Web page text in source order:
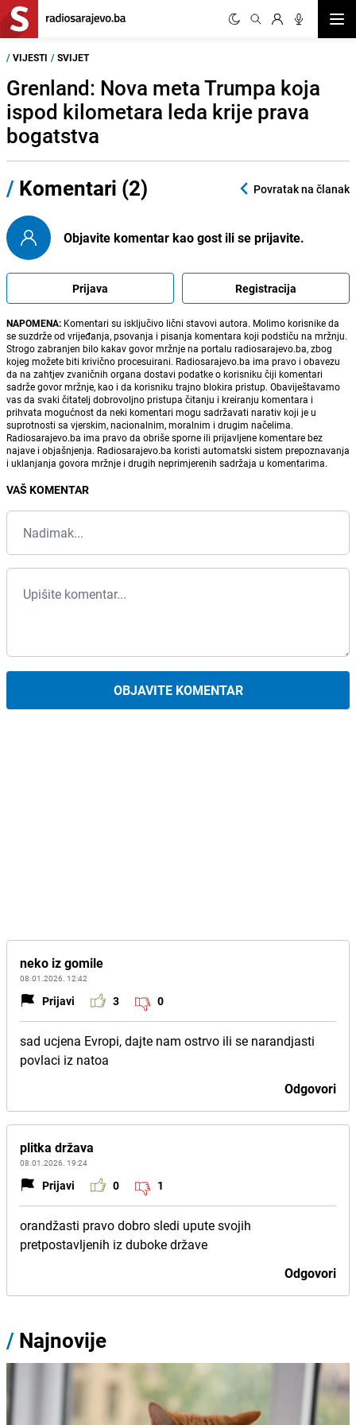
/ VIJESTI / SVIJET
Grenland: Nova meta Trumpa koja
ispod kilometara leda krije prava
bogatstva
/ Komentari (2) Povratak na članak
Objavite komentar kao gost ili se prijavite.
Prijava Registracija
NAPOMENA: Komentari su isključivo lični stavovi autora. Molimo korisnike da
se suzdrže od vrijeđanja, psovanja i pisanja komentara koji podstiču na mržnju.
Strogo zabranjen bilo kakav govor mržnje na portalu radiosarajevo.ba, zbog
kojeg možete biti krivično procesuirani. Radiosarajevo.ba ima pravo i obavezu
da na zahtjev zvaničnih organa dostavi podatke o korisniku čiji komentari
sadrže govor mržnje, kao i da korisniku trajno blokira pristup. Obaviještavamo
vas da svaki čitatelj dobrovoljno pristupa čitanju i kreiranju komentara i
prihvata mogućnost da neki komentari mogu sadržavati narativ koji je u
suprotnosti sa vjerskim, nacionalnim, moralnim i drugim načelima.
Radiosarajevo.ba ima pravo da obriše sporne ili prijavljene komentare bez
najave i objašnjenja. Radiosarajevo.ba koristi automatski sistem prepoznavanja
i uklanjanja govora mržnje i drugih neprimjerenih sadržaja u komentarima.
VAŠ KOMENTAR
OBJAVITE KOMENTAR
neko iz gomile
08.01.2026. 12:42
Prijavi 3 0
sad ucjena Evropi, dajte nam ostrvo ili se narandjasti
povlaci iz natoa
Odgovori
plitka država
08.01.2026. 19:24
Prijavi 0 1
orandžasti pravo dobro sledi upute svojih
pretpostavljenih iz duboke države
Odgovori
/ Najnovije